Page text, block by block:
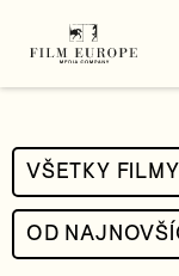
VŠETKY FILMY
OD